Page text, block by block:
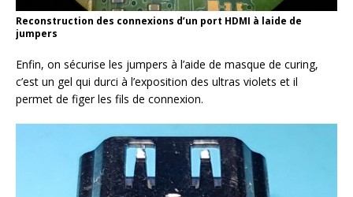
Reconstruction des connexions d’un port HDMI à laide de
jumpers
Enfin, on sécurise les jumpers à l’aide de masque de curing,
c’est un gel qui durci à l’exposition des ultras violets et il
permet de figer les fils de connexion.